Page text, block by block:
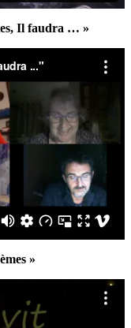
Il faudra … »
»